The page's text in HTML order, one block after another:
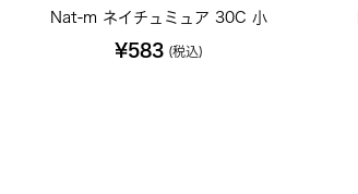
Nat-m ネイチュミュア 30C 小
¥583 (税込)